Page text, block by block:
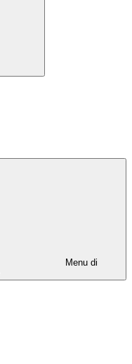
Menu di